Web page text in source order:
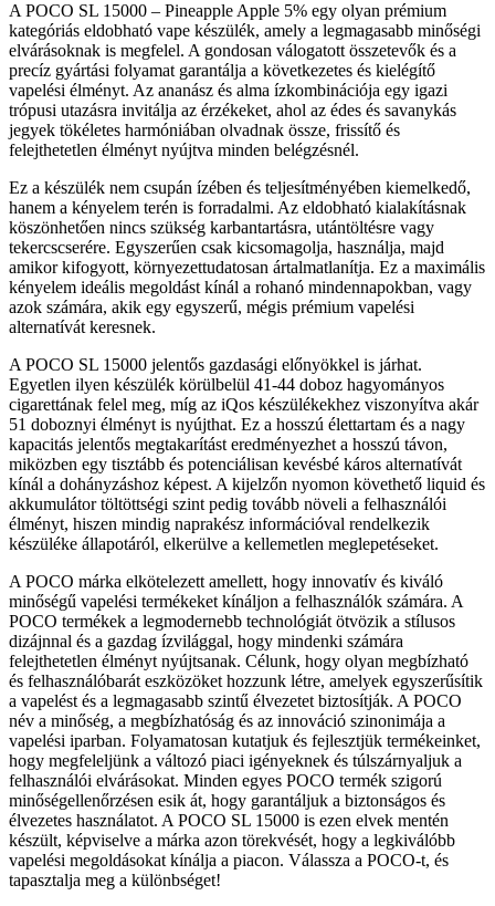
A POCO SL 15000 – Pineapple Apple 5% egy olyan prémium
kategóriás eldobható vape készülék, amely a legmagasabb minőségi
elvárásoknak is megfelel. A gondosan válogatott összetevők és a
precíz gyártási folyamat garantálja a következetes és kielégítő
vapelési élményt. Az ananász és alma ízkombinációja egy igazi
trópusi utazásra invitálja az érzékeket, ahol az édes és savanykás
jegyek tökéletes harmóniában olvadnak össze, frissítő és
felejthetetlen élményt nyújtva minden belégzésnél.
Ez a készülék nem csupán ízében és teljesítményében kiemelkedő,
hanem a kényelem terén is forradalmi. Az eldobható kialakításnak
köszönhetően nincs szükség karbantartásra, utántöltésre vagy
tekercscserére. Egyszerűen csak kicsomagolja, használja, majd
amikor kifogyott, környezettudatosan ártalmatlanítja. Ez a maximális
kényelem ideális megoldást kínál a rohanó mindennapokban, vagy
azok számára, akik egy egyszerű, mégis prémium vapelési
alternatívát keresnek.
A POCO SL 15000 jelentős gazdasági előnyökkel is járhat.
Egyetlen ilyen készülék körülbelül 41-44 doboz hagyományos
cigarettának felel meg, míg az iQos készülékekhez viszonyítva akár
51 doboznyi élményt is nyújthat. Ez a hosszú élettartam és a nagy
kapacitás jelentős megtakarítást eredményezhet a hosszú távon,
miközben egy tisztább és potenciálisan kevésbé káros alternatívát
kínál a dohányzáshoz képest. A kijelzőn nyomon követhető liquid és
akkumulátor töltöttségi szint pedig tovább növeli a felhasználói
élményt, hiszen mindig naprakész információval rendelkezik
készüléke állapotáról, elkerülve a kellemetlen meglepetéseket.
A POCO márka elkötelezett amellett, hogy innovatív és kiváló
minőségű vapelési termékeket kínáljon a felhasználók számára. A
POCO termékek a legmodernebb technológiát ötvözik a stílusos
dizájnnal és a gazdag ízvilággal, hogy mindenki számára
felejthetetlen élményt nyújtsanak. Célunk, hogy olyan megbízható
és felhasználóbarát eszközöket hozzunk létre, amelyek egyszerűsítik
a vapelést és a legmagasabb szintű élvezetet biztosítják. A POCO
név a minőség, a megbízhatóság és az innováció szinonimája a
vapelési iparban. Folyamatosan kutatjuk és fejlesztjük termékeinket,
hogy megfeleljünk a változó piaci igényeknek és túlszárnyaljuk a
felhasználói elvárásokat. Minden egyes POCO termék szigorú
minőségellenőrzésen esik át, hogy garantáljuk a biztonságos és
élvezetes használatot. A POCO SL 15000 is ezen elvek mentén
készült, képviselve a márka azon törekvését, hogy a legkiválóbb
vapelési megoldásokat kínálja a piacon. Válassza a POCO-t, és
tapasztalja meg a különbséget!